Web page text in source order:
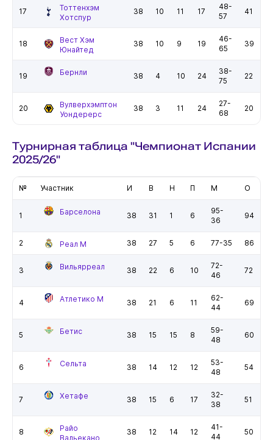
17
Тоттенхэм
Хотспур
38 10 11 17
48-
57
41
18
Вест Хэм
Юнайтед
38 10 9 19
46-
65
39
19 Бернли 38 4 10 24
38-
75
22
20
Вулверхэмптон
Уондерерс
38 3 11 24
27-
68
20
Турнирная таблица "Чемпионат Испании
2025/26"
№ Участник И В Н П М О
1 Барселона 38 31 1 6
95-
36
94
2 Реал М 38 27 5 6 77-35 86
3 Вильярреал 38 22 6 10
72-
46
72
4 Атлетико М 38 21 6 11
62-
44
69
5 Бетис 38 15 15 8
59-
48
60
6 Сельта 38 14 12 12
53-
48
54
7 Хетафе 38 15 6 17
32-
38
51
8
Райо
Вальекано
38 12 14 12
41-
44
50